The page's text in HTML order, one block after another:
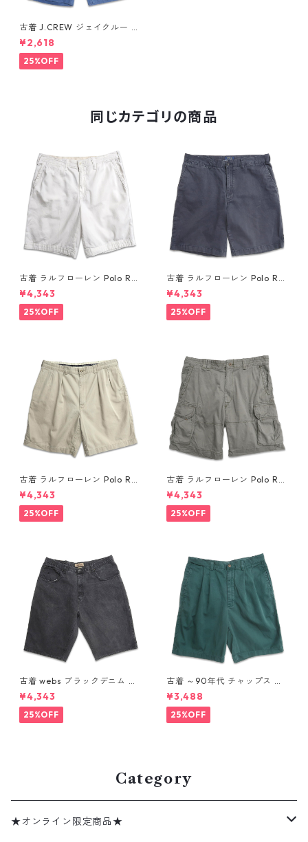
古着 J.CREW ジェイクルー シ
ョートパンツ ハーフパンツ ノ
ータック ブルー系 表記：34
gd409340n w60508
¥2,618
25%OFF
同じカテゴリの商品
古着 ラルフローレン Polo Ral
ph Lauren チノ ノータック シ
ョーツ ショートパンツ ハーフ
パンツ ホワイト 表記：W34
gd410365n w60804
¥4,343
25%OFF
古着 ラルフローレン Polo Ral
ph Lauren チノ ノータック シ
ョーツ ショートパンツ ハーフ
パンツ ネイビー系 表記：W34
gd410364n w60804
¥4,343
25%OFF
古着 ラルフローレン Polo Ral
ph Lauren チノ ツータック シ
ョーツ ショートパンツ ハーフ
パンツ ベージュ 表記：W36
gd410363n w60804
¥4,343
25%OFF
古着 ラルフローレン Polo Ral
ph Lauren カーゴ ショートパ
ンツ ハーフパンツ グリーン系
表記：36 gd410375n w608
05
¥4,343
25%OFF
古着 webs ブラックデニム シ
ョートパンツ ハーフパンツ 表
記：W42 gd410354n w608
02
¥4,343
25%OFF
古着 ～90年代 チャップス ラ
ルフローレン CHAPS RALPH L
AUREN ツータック ショーツ
ショートパンツ ハーフパンツ
グリーン 表記：W32 gd410
¥3,488
25%OFF
Category
★オンライン限定商品★